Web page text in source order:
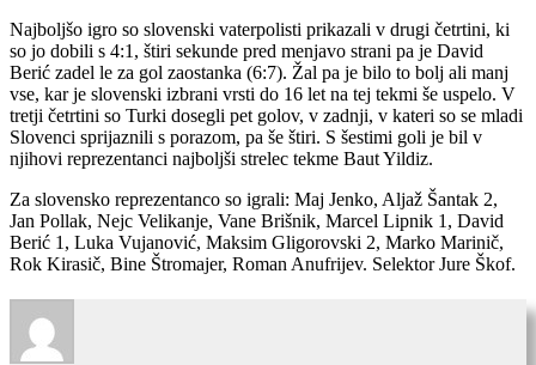
Najboljšo igro so slovenski vaterpolisti prikazali v drugi četrtini, ki
so jo dobili s 4:1, štiri sekunde pred menjavo strani pa je David
Berić zadel le za gol zaostanka (6:7). Žal pa je bilo to bolj ali manj
vse, kar je slovenski izbrani vrsti do 16 let na tej tekmi še uspelo. V
tretji četrtini so Turki dosegli pet golov, v zadnji, v kateri so se mladi
Slovenci sprijaznili s porazom, pa še štiri. S šestimi goli je bil v
njihovi reprezentanci najboljši strelec tekme Baut Yildiz.
Za slovensko reprezentanco so igrali: Maj Jenko, Aljaž Šantak 2,
Jan Pollak, Nejc Velikanje, Vane Brišnik, Marcel Lipnik 1, David
Berić 1, Luka Vujanović, Maksim Gligorovski 2, Marko Marinič,
Rok Kirasič, Bine Štromajer, Roman Anufrijev. Selektor Jure Škof.